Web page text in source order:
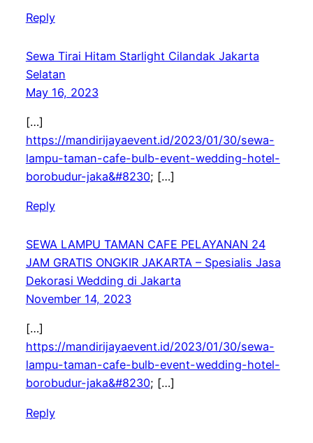
Reply
Sewa Tirai Hitam Starlight Cilandak Jakarta
Selatan
May 16, 2023
[…]
https://mandirijayaevent.id/2023/01/30/sewa-
lampu-taman-cafe-bulb-event-wedding-hotel-
borobudur-jaka&#8230; […]
Reply
SEWA LAMPU TAMAN CAFE PELAYANAN 24
JAM GRATIS ONGKIR JAKARTA – Spesialis Jasa
Dekorasi Wedding di Jakarta
November 14, 2023
[…]
https://mandirijayaevent.id/2023/01/30/sewa-
lampu-taman-cafe-bulb-event-wedding-hotel-
borobudur-jaka&#8230; […]
Reply